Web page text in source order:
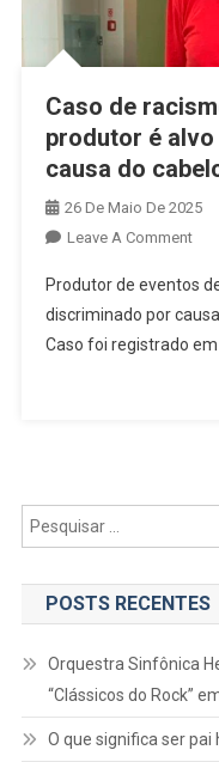
Caso de
produtor é
causa do
26 De Maio De 2025
Leave A CommentOn
De
Em
Por
Produtor de eventos
discriminado por
Caso foi registrado em
POSTS RECENTES
Orquestra Sinfônica
“Clássicos do Rock”
O que significa ser pai